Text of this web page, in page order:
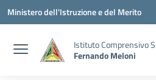
Vai ai contenuti
Vai al menu di navigazione
Vai al footer
Ministero dell'Istruzione e del Merito
Istituto Comprensivo
Fernando Meloni